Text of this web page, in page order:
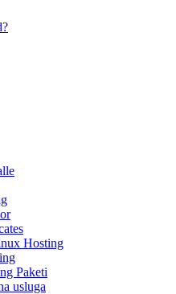
Hosting
Paketi
usluga